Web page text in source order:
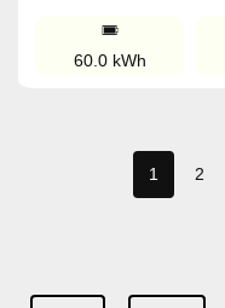
60.0 kWh
1 2